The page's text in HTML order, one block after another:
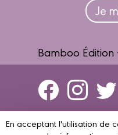
Je
Bamboo Édition
En acceptant l'utilisation de